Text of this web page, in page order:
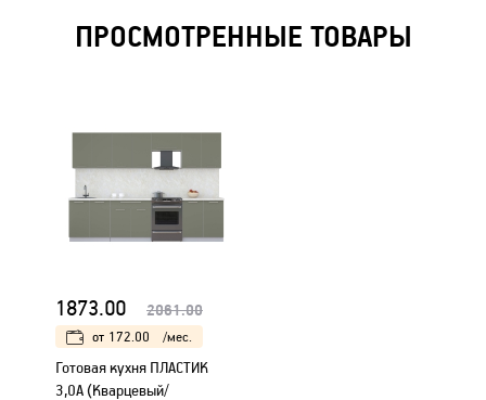
ПРОСМОТРЕННЫЕ ТОВАРЫ
1873.00 2061.00
от 172.00 /мес.
Готовая кухня ПЛАСТИК
3,0А (Кварцевый/